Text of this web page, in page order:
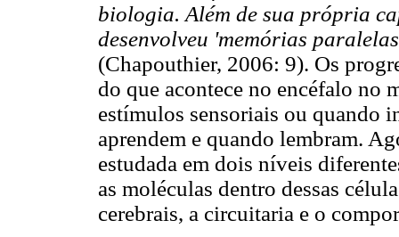
biologia. Além de sua própria
desenvolveu 'memórias
(Chapouthier, 2006: 9). Os
do que acontece no encéfalo no
estímulos sensoriais ou quando
aprendem e quando lembram.
estudada em dois níveis
as moléculas dentro dessas
cerebrais, a circuitaria e o